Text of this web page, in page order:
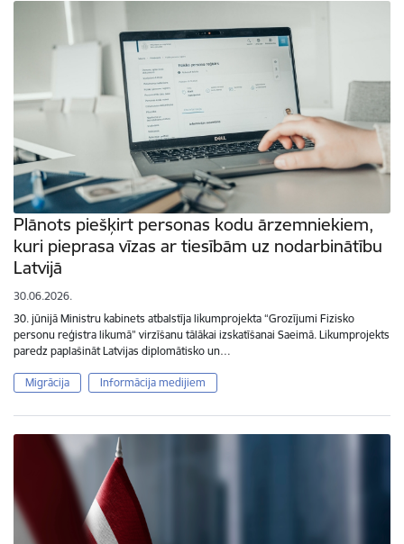
Plānots piešķirt personas kodu ārzemniekiem,
kuri pieprasa vīzas ar tiesībām uz nodarbinātību
Latvijā
30.06.2026.
30. jūnijā Ministru kabinets atbalstīja likumprojekta “Grozījumi Fizisko
personu reģistra likumā” virzīšanu tālākai izskatīšanai Saeimā. Likumprojekts
paredz paplašināt Latvijas diplomātisko un…
Migrācija Informācija medijiem